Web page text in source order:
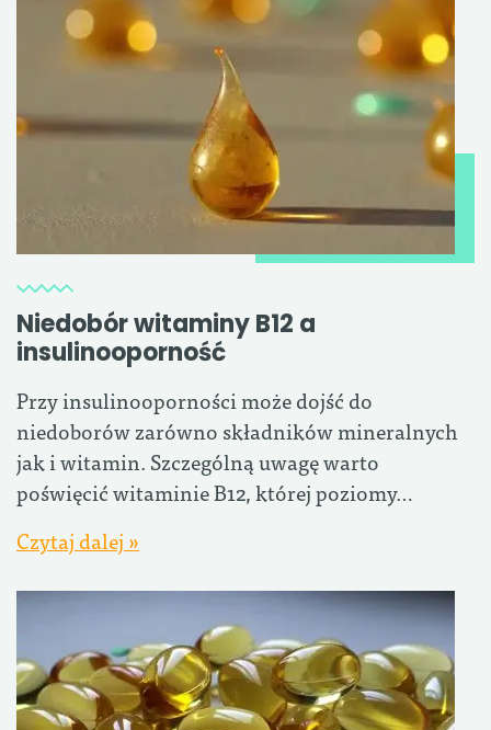
Niedobór witaminy B12 a
insulinooporność
Przy insulinooporności może dojść do
niedoborów zarówno składników mineralnych
jak i witamin. Szczególną uwagę warto
poświęcić witaminie B12, której poziomy…
Czytaj dalej »